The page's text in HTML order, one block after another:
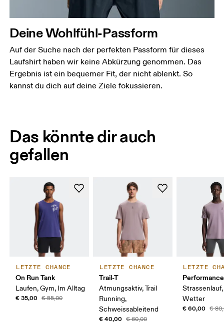
Deine Wohlfühl-Passform
Auf der Suche nach der perfekten Passform für dieses
Laufshirt haben wir keine Abkürzung genommen. Das
Ergebnis ist ein bequemer Fit, der nicht ablenkt. So
kannst du dich auf deine Ziele fokussieren.
Das könnte dir auch
gefallen
LETZTE CHANCE
On Run Tank
Laufen, Gym, Im Alltag
€ 35,00 € 55,00
LETZTE CHANCE
Trail-T
Atmungsaktiv, Trail
Running,
Schweissableitend
€ 40,00 € 60,00
LETZTE
Wetter
€ 60,00 €